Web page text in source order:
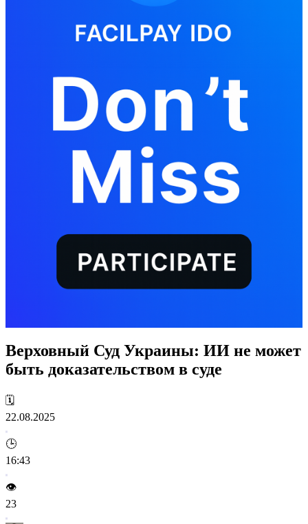
Верховный Суд Украины: ИИ не может
быть доказательством в суде
🗓️
22.08.2025
🕒
16:43
👁️
23